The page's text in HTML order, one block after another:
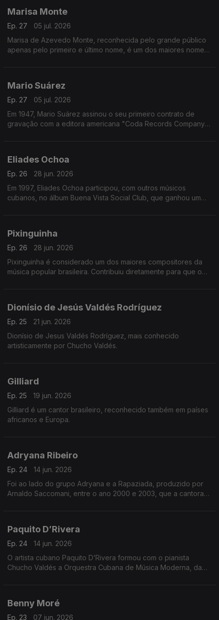
Marisa Monte
Ep. 27
05 jul. 2026
Marisa de Azevedo Monte, reconhecida pelo grande público
apenas pelo primeiro e último nome, é um dos maiores nomes
Mario Suárez
Ep. 27
05 jul. 2026
Em 1947, Mario Suárez assinou o seu primeiro contrato de
gravação com a editora americana "Coda Records Company"
Eliades Ochoa
Ep. 26
28 jun. 2026
Em 1997, Eliades Ochoa participou, com outros músicos
cubanos, no álbum Buena Vista Social Club, que ganhou um
Pixinguinha
Ep. 26
28 jun. 2026
Pixinguinha é considerado um dos maiores compositores da
música popular brasileira. Contribuiu diretamente para que o
Dionísio de Jesús Valdés Rodríguez
Ep. 25
21 jun. 2026
Dionísio de Jesus Valdés Rodríguez, mais conhecido
artisticamente por Chucho Valdés.
Gilliard
Ep. 25
19 jun. 2026
Gilliard é um cantor brasileiro, reconhecido também em países
africanos e Europa.
Adryana Ribeiro
Ep. 24
14 jun. 2026
Foi ao lado do grupo Adryana e a Rapaziada, produzido por
Arnaldo Saccomani, entre o ano 2000 e 2003, que a cantora
Paquito D’Rivera
Ep. 24
14 jun. 2026
O artista cubano Paquito D’Rivera formou com o pianista
Chucho Valdés a Orquestra Cubana de Música Moderna, da
Benny Moré
Ep. 23
07 jun. 2026